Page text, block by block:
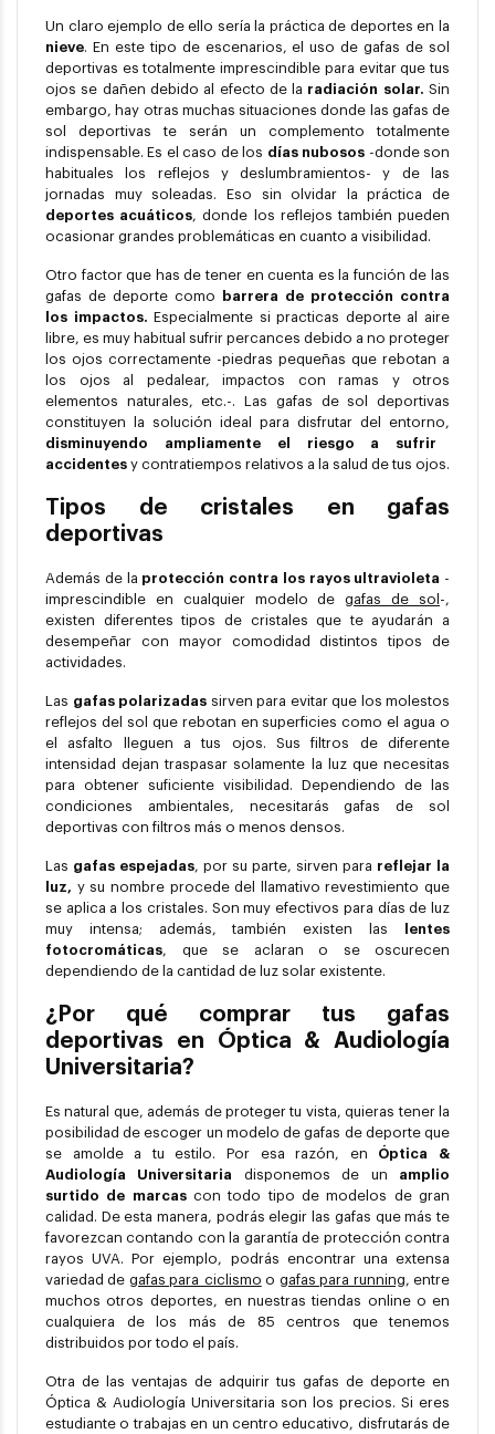
Un claro ejemplo de ello sería la práctica de deportes en la
nieve. En este tipo de escenarios, el uso de gafas de sol
deportivas es totalmente imprescindible para evitar que tus
ojos se dañen debido al efecto de la radiación solar. Sin
embargo, hay otras muchas situaciones donde las gafas de
sol deportivas te serán un complemento totalmente
indispensable. Es el caso de los días nubosos -donde son
habituales los reflejos y deslumbramientos- y de las
jornadas muy soleadas. Eso sin olvidar la práctica de
deportes acuáticos, donde los reflejos también pueden
ocasionar grandes problemáticas en cuanto a visibilidad.
Otro factor que has de tener en cuenta es la función de las
gafas de deporte como barrera de protección contra
los impactos. Especialmente si practicas deporte al aire
libre, es muy habitual sufrir percances debido a no proteger
los ojos correctamente -piedras pequeñas que rebotan a
los ojos al pedalear, impactos con ramas y otros
elementos naturales, etc.-. Las gafas de sol deportivas
constituyen la solución ideal para disfrutar del entorno,
disminuyendo ampliamente el riesgo a sufrir
accidentes y contratiempos relativos a la salud de tus ojos.
Tipos de cristales en gafas
deportivas
Además de la protección contra los rayos ultravioleta -
imprescindible en cualquier modelo degafas de sol -,
existen diferentes tipos de cristales que te ayudarán a
desempeñar con mayor comodidad distintos tipos de
actividades.
Las gafas polarizadas sirven para evitar que los molestos
reflejos del sol que rebotan en superficies como el agua o
el asfalto lleguen a tus ojos. Sus filtros de diferente
intensidad dejan traspasar solamente la luz que necesitas
para obtener suficiente visibilidad. Dependiendo de las
condiciones ambientales, necesitarás gafas de sol
deportivas con filtros más o menos densos.
Las gafas espejadas, por su parte, sirven para reflejar la
luz, y su nombre procede del llamativo revestimiento que
se aplica a los cristales. Son muy efectivos para días de luz
muy intensa; además, también existen las
lentes
fotocromáticas, que se aclaran o se oscurecen
dependiendo de la cantidad de luz solar existente.
¿Por qué comprar tus gafas
deportivas en Óptica & Audiología
Universitaria?
Es natural que, además de proteger tu vista, quieras tener la
posibilidad de escoger un modelo de gafas de deporte que
se amolde a tu estilo. Por esa razón, en Óptica &
Audiología Universitaria disponemos de un amplio
surtido de marcas con todo tipo de modelos de gran
calidad. De esta manera, podrás elegir las gafas que más te
favorezcan contando con la garantía de protección contra
rayos UVA. Por ejemplo, podrás encontrar una extensa
variedad de gafas para ciclismo o gafas para running, entre
muchos otros deportes, en nuestras tiendas online o en
cualquiera de los más de 85 centros que tenemos
distribuidos por todo el país.
Otra de las ventajas de adquirir tus gafas de deporte en
Óptica & Audiología Universitaria son los precios. Si eres
estudiante o trabajas en un centro educativo, disfrutarás de